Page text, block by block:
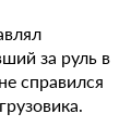
за руль в
справился